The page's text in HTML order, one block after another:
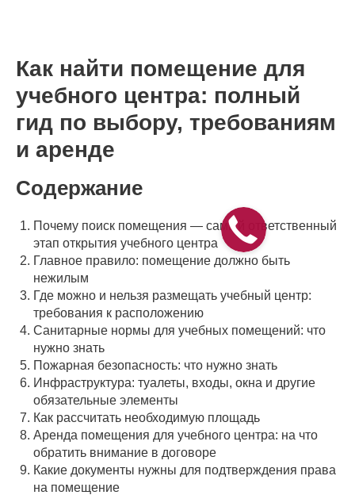
Как найти помещение для
учебного центра: полный
гид по выбору, требованиям
и аренде
Содержание
Почему поиск помещения — самый ответственный
этап открытия учебного центра
Главное правило: помещение должно быть
нежилым
Где можно и нельзя размещать учебный центр:
требования к расположению
Санитарные нормы для учебных помещений: что
нужно знать
Пожарная безопасность: что нужно знать
Инфраструктура: туалеты, входы, окна и другие
обязательные элементы
Как рассчитать необходимую площадь
Аренда помещения для учебного центра: на что
обратить внимание в договоре
Какие документы нужны для подтверждения права
на помещение